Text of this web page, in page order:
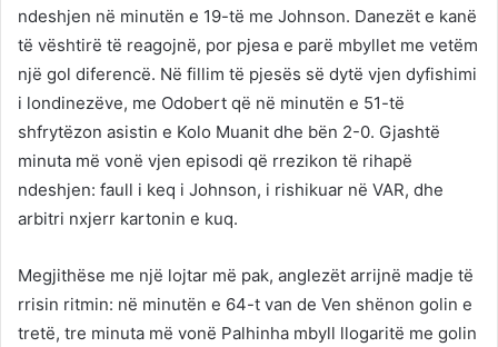
ndeshjen në minutën e 19-të me Johnson. Danezët e kanë
të vështirë të reagojnë, por pjesa e parë mbyllet me vetëm
një gol diferencë. Në fillim të pjesës së dytë vjen dyfishimi
i londinezëve, me Odobert që në minutën e 51-të
shfrytëzon asistin e Kolo Muanit dhe bën 2-0. Gjashtë
minuta më vonë vjen episodi që rrezikon të rihapë
ndeshjen: faull i keq i Johnson, i rishikuar në VAR, dhe
arbitri nxjerr kartonin e kuq.
Megjithëse me një lojtar më pak, anglezët arrijnë madje të
rrisin ritmin: në minutën e 64-t van de Ven shënon golin e
tretë, tre minuta më vonë Palhinha mbyll llogaritë me golin